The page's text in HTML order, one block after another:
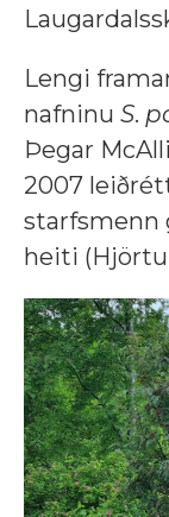
Lengi
nafninu S.
Þegar
2007
starfsmenn
heiti